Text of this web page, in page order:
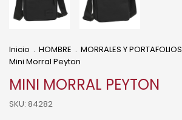
Inicio . HOMBRE . MORRALES Y PORTAFOLIOS
Mini Morral Peyton
MINI MORRAL PEYTON
SKU: 84282